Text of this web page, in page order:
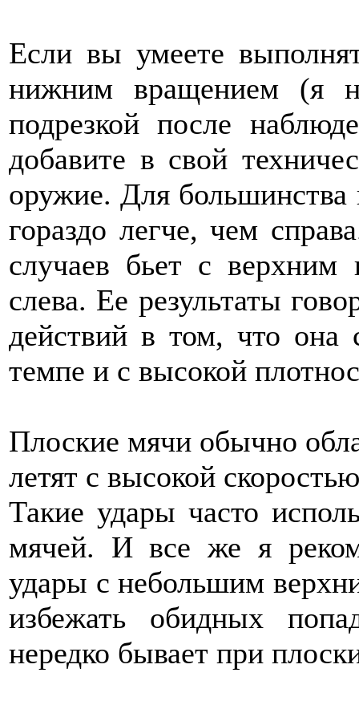
Если вы умеете
нижним вращением (я
подрезкой после
добавите в свой
оружие. Для большинства
гораздо легче, чем
случаев бьет с верхним
слева. Ее результаты
действий в том, что она
темпе и с высокой
Плоские мячи обычно
летят с высокой
Такие удары часто
мячей. И все же я
удары с небольшим
избежать обидных
нередко бывает при